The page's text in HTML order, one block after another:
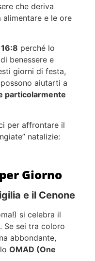
che deriva
alimentare e le ore
16:8 perché lo
benessere e
giorni di festa,
aiutarti a
particolarmente
per affrontare il
natalizie:
Giorno
e il Cenone
si celebra il
Se sei tra coloro
abbondante,
OMAD (One